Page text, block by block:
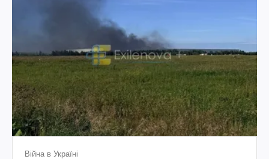
Війна в Україні